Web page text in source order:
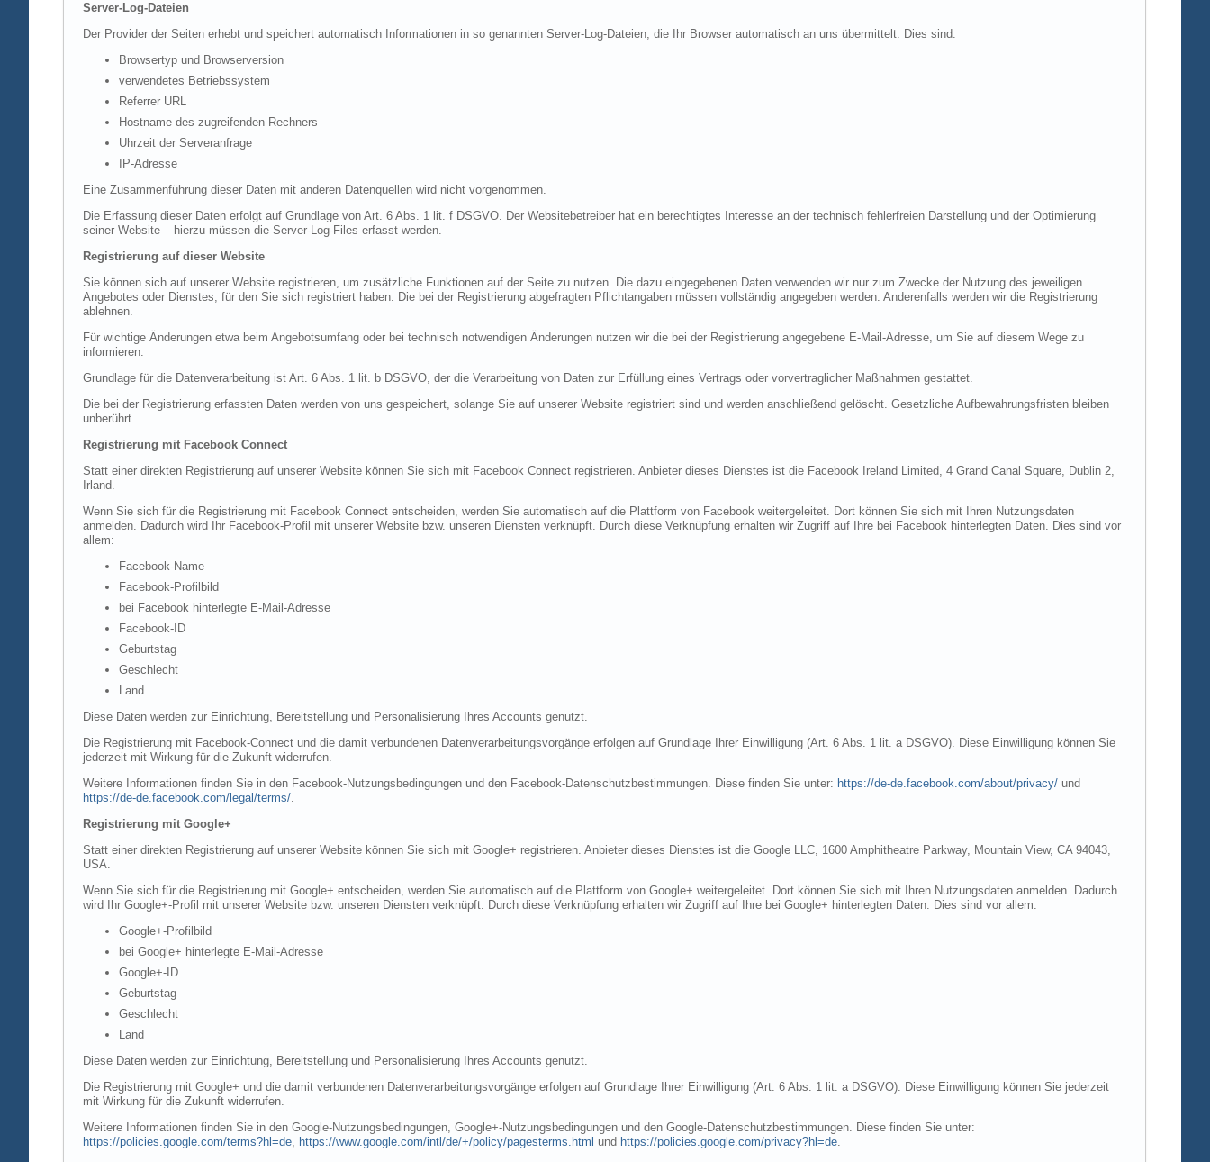
Server-Log-Dateien
Der Provider der Seiten erhebt und speichert automatisch Informationen in so genannten Server-Log-Dateien, die Ihr Browser automatisch an uns übermittelt. Dies sind:
Browsertyp und Browserversion
verwendetes Betriebssystem
Referrer URL
Hostname des zugreifenden Rechners
Uhrzeit der Serveranfrage
IP-Adresse
Eine Zusammenführung dieser Daten mit anderen Datenquellen wird nicht vorgenommen.
Die Erfassung dieser Daten erfolgt auf Grundlage von Art. 6 Abs. 1 lit. f DSGVO. Der Websitebetreiber hat ein berechtigtes Interesse an der technisch fehlerfreien Darstellung und der Optimierung
seiner Website – hierzu müssen die Server-Log-Files erfasst werden.
Registrierung auf dieser Website
Sie können sich auf unserer Website registrieren, um zusätzliche Funktionen auf der Seite zu nutzen. Die dazu eingegebenen Daten verwenden wir nur zum Zwecke der Nutzung des jeweiligen
Angebotes oder Dienstes, für den Sie sich registriert haben. Die bei der Registrierung abgefragten Pflichtangaben müssen vollständig angegeben werden. Anderenfalls werden wir die Registrierung
ablehnen.
Für wichtige Änderungen etwa beim Angebotsumfang oder bei technisch notwendigen Änderungen nutzen wir die bei der Registrierung angegebene E-Mail-Adresse, um Sie auf diesem Wege zu
informieren.
Grundlage für die Datenverarbeitung ist Art. 6 Abs. 1 lit. b DSGVO, der die Verarbeitung von Daten zur Erfüllung eines Vertrags oder vorvertraglicher Maßnahmen gestattet.
Die bei der Registrierung erfassten Daten werden von uns gespeichert, solange Sie auf unserer Website registriert sind und werden anschließend gelöscht. Gesetzliche Aufbewahrungsfristen bleiben
unberührt.
Registrierung mit Facebook Connect
Statt einer direkten Registrierung auf unserer Website können Sie sich mit Facebook Connect registrieren. Anbieter dieses Dienstes ist die Facebook Ireland Limited, 4 Grand Canal Square, Dublin 2,
Irland.
Wenn Sie sich für die Registrierung mit Facebook Connect entscheiden, werden Sie automatisch auf die Plattform von Facebook weitergeleitet. Dort können Sie sich mit Ihren Nutzungsdaten
anmelden. Dadurch wird Ihr Facebook-Profil mit unserer Website bzw. unseren Diensten verknüpft. Durch diese Verknüpfung erhalten wir Zugriff auf Ihre bei Facebook hinterlegten Daten. Dies sind vor
allem:
Facebook-Name
Facebook-Profilbild
bei Facebook hinterlegte E-Mail-Adresse
Facebook-ID
Geburtstag
Geschlecht
Land
Diese Daten werden zur Einrichtung, Bereitstellung und Personalisierung Ihres Accounts genutzt.
Die Registrierung mit Facebook-Connect und die damit verbundenen Datenverarbeitungsvorgänge erfolgen auf Grundlage Ihrer Einwilligung (Art. 6 Abs. 1 lit. a DSGVO). Diese Einwilligung können Sie
jederzeit mit Wirkung für die Zukunft widerrufen.
Weitere Informationen finden Sie in den Facebook-Nutzungsbedingungen und den Facebook-Datenschutzbestimmungen. Diese finden Sie unter: https://de-de.facebook.com/about/privacy/ und
https://de-de.facebook.com/legal/terms/.
Registrierung mit Google+
Statt einer direkten Registrierung auf unserer Website können Sie sich mit Google+ registrieren. Anbieter dieses Dienstes ist die Google LLC, 1600 Amphitheatre Parkway, Mountain View, CA 94043,
USA.
Wenn Sie sich für die Registrierung mit Google+ entscheiden, werden Sie automatisch auf die Plattform von Google+ weitergeleitet. Dort können Sie sich mit Ihren Nutzungsdaten anmelden. Dadurch
wird Ihr Google+-Profil mit unserer Website bzw. unseren Diensten verknüpft. Durch diese Verknüpfung erhalten wir Zugriff auf Ihre bei Google+ hinterlegten Daten. Dies sind vor allem:
Google+-Profilbild
bei Google+ hinterlegte E-Mail-Adresse
Google+-ID
Geburtstag
Geschlecht
Land
Diese Daten werden zur Einrichtung, Bereitstellung und Personalisierung Ihres Accounts genutzt.
Die Registrierung mit Google+ und die damit verbundenen Datenverarbeitungsvorgänge erfolgen auf Grundlage Ihrer Einwilligung (Art. 6 Abs. 1 lit. a DSGVO). Diese Einwilligung können Sie jederzeit
mit Wirkung für die Zukunft widerrufen.
Weitere Informationen finden Sie in den Google-Nutzungsbedingungen, Google+-Nutzungsbedingungen und den Google-Datenschutzbestimmungen. Diese finden Sie unter:
https://policies.google.com/terms?hl=de, https://www.google.com/intl/de/+/policy/pagesterms.html und https://policies.google.com/privacy?hl=de.